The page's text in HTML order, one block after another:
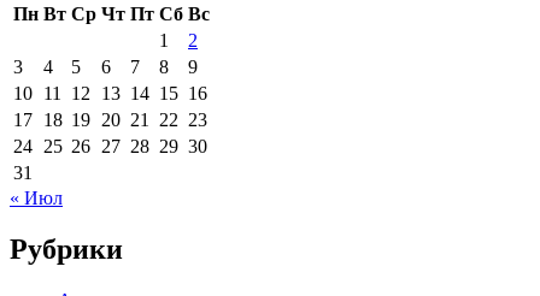
Пн Вт Ср Чт Пт Сб Вс
1
2
3
4 5 6 7 8
9
10 11 12 13 14 15 16
17 18 19 20 21 22 23
24 25 26 27 28 29 30
31
« Июл
Рубрики